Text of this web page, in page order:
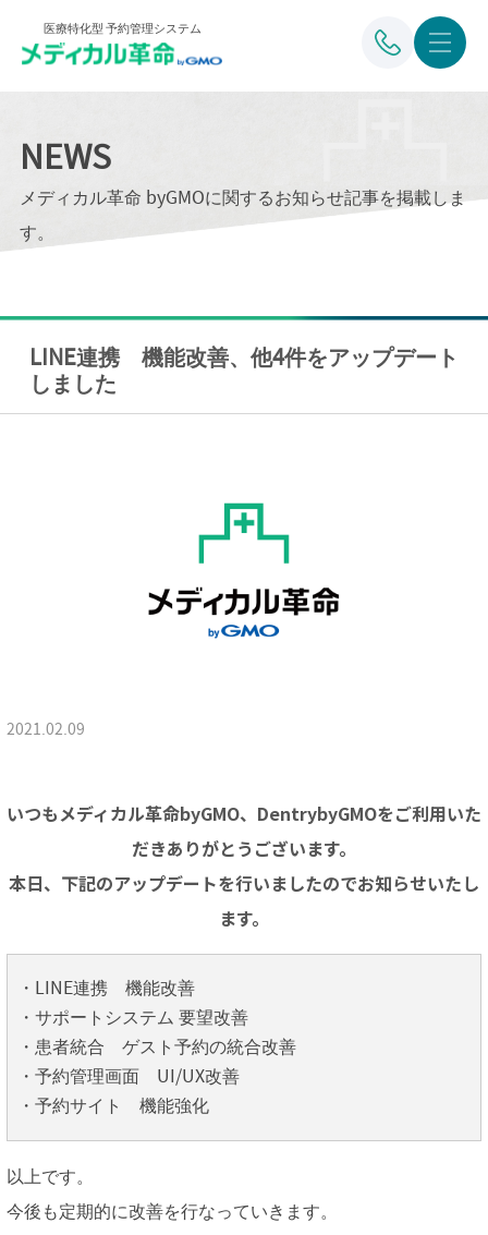
医療特化型 予約管理システム
NEWS
メディカル革命 byGMOに関するお知らせ記事を掲載しま
す。
LINE連携 機能改善、他4件をアップデート
しました
2021.02.09
いつもメディカル革命byGMO、DentrybyGMOをご利用いた
だきありがとうございます。
本日、下記のアップデートを行いましたのでお知らせいたし
ます。
・LINE連携 機能改善
・サポートシステム 要望改善
・患者統合 ゲスト予約の統合改善
・予約管理画面 UI/UX改善
・予約サイト 機能強化
以上です。
今後も定期的に改善を行なっていきます。